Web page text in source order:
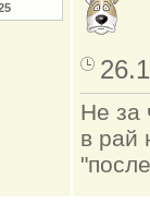
Не за
в рай